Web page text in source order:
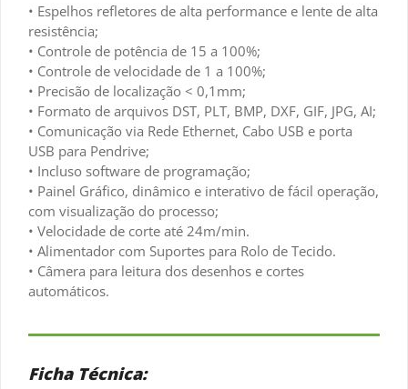
• Espelhos refletores de alta performance e lente de alta
resistência;
• Controle de potência de 15 a 100%;
• Controle de velocidade de 1 a 100%;
• Precisão de localização < 0,1mm;
• Formato de arquivos DST, PLT, BMP, DXF, GIF, JPG, AI;
• Comunicação via Rede Ethernet, Cabo USB e porta
USB para Pendrive;
• Incluso software de programação;
• Painel Gráfico, dinâmico e interativo de fácil operação,
com visualização do processo;
• Velocidade de corte até 24m/min.
• Alimentador com Suportes para Rolo de Tecido.
• Câmera para leitura dos desenhos e cortes
automáticos.
Ficha Técnica: